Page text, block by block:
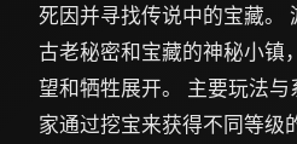
死因并寻找传说中的宝藏。
古老秘密和宝藏的神秘小镇
望和牺牲展开。 主要玩法
家通过挖宝来获得不同等级